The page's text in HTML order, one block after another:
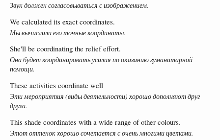
Звук должен согласовываться с изображением.
We calculated its exact coordinates.
Мы вычислили его точные координаты.
She'll be coordinating the relief effort.
Она будет координировать усилия по оказанию гуманитарной
помощи.
These activities coordinate well
Эти мероприятия (виды деятельности) хорошо дополняют друг
друга.
This shade coordinates with a wide range of other colours.
Этот оттенок хорошо сочетается с очень многими цветами.